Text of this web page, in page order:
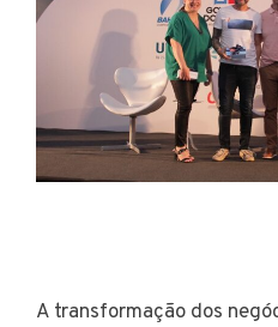
A transformação dos